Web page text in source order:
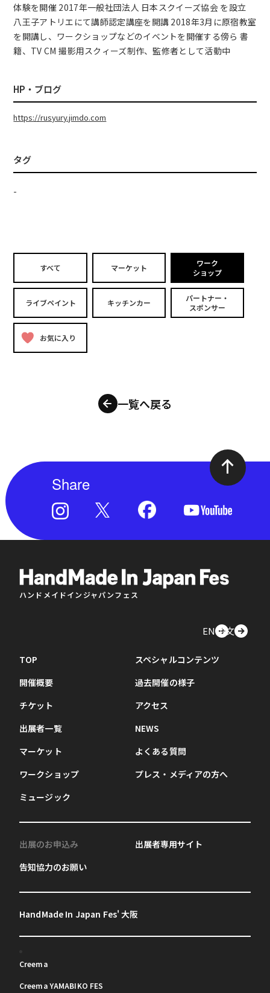
体験を開催 2017年一般社団法人 日本スクイーズ協会 を設立
八王子アトリエにて講師認定講座を開講 2018年3月に原宿教室
を開講し、ワークショップなどのイベントを開催する傍ら 書
籍、TV CM 撮影用スクィーズ制作、監修者として活動中
HP・ブログ
https://rusyury.jimdo.com
タグ
-
すべて マーケット
ワーク
ショップ
ライブペイント キッチンカー
パートナー・
スポンサー
お気に入り
一覧へ戻る
Share
ハンドメイドインジャパンフェス
EN中文
TOP
開催概要
チケット
出展者一覧
マーケット
ワークショップ
ミュージック
スペシャルコンテンツ
過去開催の様子
アクセス
NEWS
よくある質問
プレス・メディアの方へ
出展のお申込み
告知協力のお願い
出展者専用サイト
HandMade In Japan Fes' 大阪
Creema
Creema YAMABIKO FES